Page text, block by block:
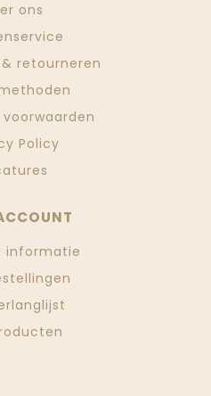
ons
retourneren
Policy
informatie